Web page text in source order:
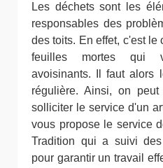
Les déchets sont les
responsables des
des toits. En effet, c'est le
feuilles mortes qui
avoisinants. Il faut alors
régulière. Ainsi, on
solliciter le service d'un
vous propose le service
Tradition qui a suivi
pour garantir un travail